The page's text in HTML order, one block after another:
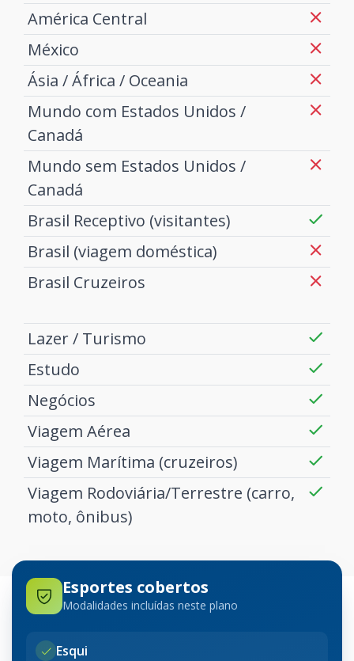
América Central
México
Ásia / África / Oceania
Mundo com Estados Unidos /
Canadá
Mundo sem Estados Unidos /
Canadá
Brasil Receptivo (visitantes)
Brasil (viagem doméstica)
Brasil Cruzeiros
Lazer / Turismo
Estudo
Negócios
Viagem Aérea
Viagem Marítima (cruzeiros)
Viagem Rodoviária/Terrestre (carro,
moto, ônibus)
Esportes cobertos
Modalidades incluídas neste plano
Esqui